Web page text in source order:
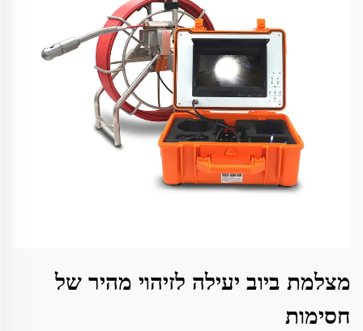
מצלמת ביוב יעילה לזיהוי מהיר של
חסימות